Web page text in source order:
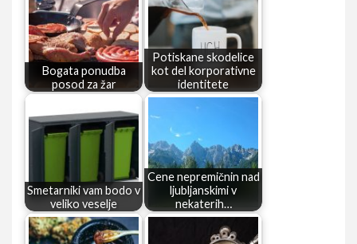
Bogata ponudba
posod za žar
Potiskane skodelice
kot del korporativne
identitete
Smetarniki vam bodo v
veliko veselje
Cene nepremičnin nad
ljubljanskimi v
nekaterih…